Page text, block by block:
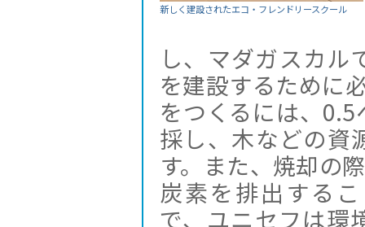
新しく建設されたエコ・フレンドリースクール
し、マダガスカル
を建設するために
をつくるには、
採し、木などの資
す。また、焼却の
炭素を排出する
で、ユニセフは環